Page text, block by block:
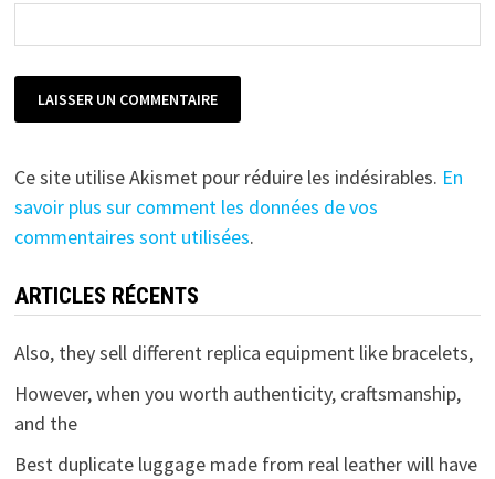
Ce site utilise Akismet pour réduire les indésirables. En
savoir plus sur comment les données de vos
commentaires sont utilisées.
ARTICLES RÉCENTS
Also, they sell different replica equipment like bracelets,
However, when you worth authenticity, craftsmanship,
and the
Best duplicate luggage made from real leather will have